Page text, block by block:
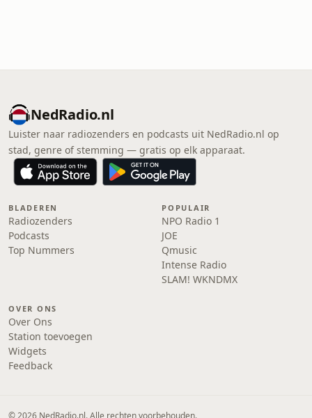
NedRadio.nl
Luister naar radiozenders en podcasts uit NedRadio.nl op
stad, genre of stemming — gratis op elk apparaat.
BLADEREN
Radiozenders
Podcasts
Top Nummers
POPULAIR
NPO Radio 1
JOE
Qmusic
Intense Radio
SLAM! WKNDMX
OVER ONS
Over Ons
Station toevoegen
Widgets
Feedback
© 2026 NedRadio.nl. Alle rechten voorbehouden.